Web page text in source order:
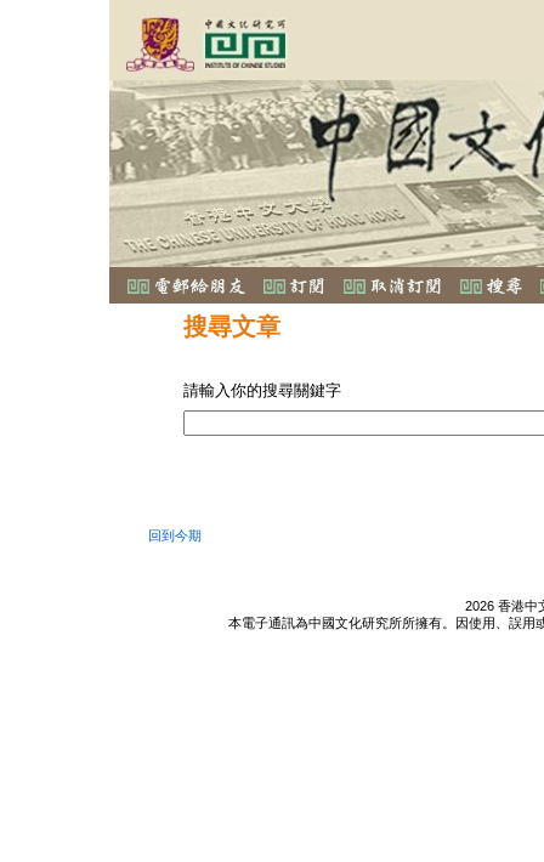
搜尋文章
請輸入你的搜尋關鍵字
回到今期
2026 香港中
本電子通訊為中國文化研究所所擁有。因使用、誤